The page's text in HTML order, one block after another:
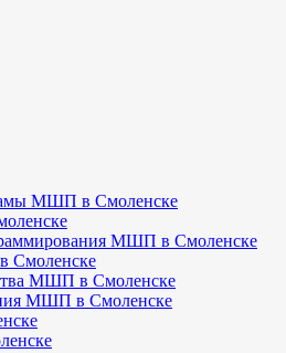
МШП в Смоленске
МШП в Смоленске
Смоленске
МШП в Смоленске
МШП в Смоленске